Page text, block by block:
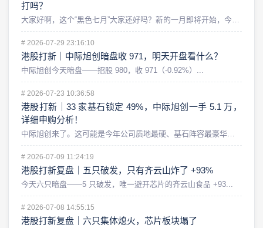
打吗？
大家好啊，这个“黑色七月”大家还好吗？新的一月即将开始，今天...
# 2026-07-29 23:16:10
港股打新｜中际旭创暗盘收 971，明天开盘看什么？
中际旭创今天暗盘——招股 980，收 971（-0.92%）...
# 2026-07-23 10:36:58
港股打新｜33 家基石锁定 49%，中际旭创一手 5.1 万，
详细申购分析！
中际旭创来了。这可能是今年公司质地最硬、基石阵容最豪华，同时...
# 2026-07-09 11:24:19
港股打新复盘｜五只破发，只有齐云山炸了 +93%
今天六只暗盘——5 只破发，唯一避开芯片的齐云山食品 +93...
# 2026-07-08 14:55:15
港股打新复盘｜六只集体熄火，芯片板块塌了